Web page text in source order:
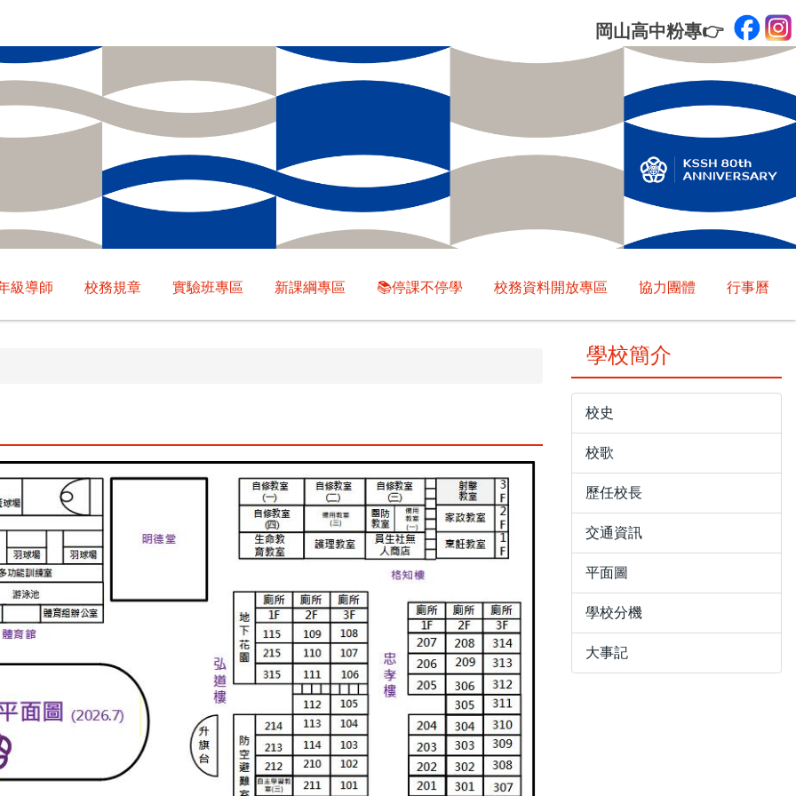
岡山高中粉專👉
級導師 校務規章 實驗班專區 新課綱專區 📚停課不停學 校務資料開放專區 協力團體 行事曆
學校簡介
校史
校歌
歷任校長
交通資訊
平面圖
學校分機
大事記